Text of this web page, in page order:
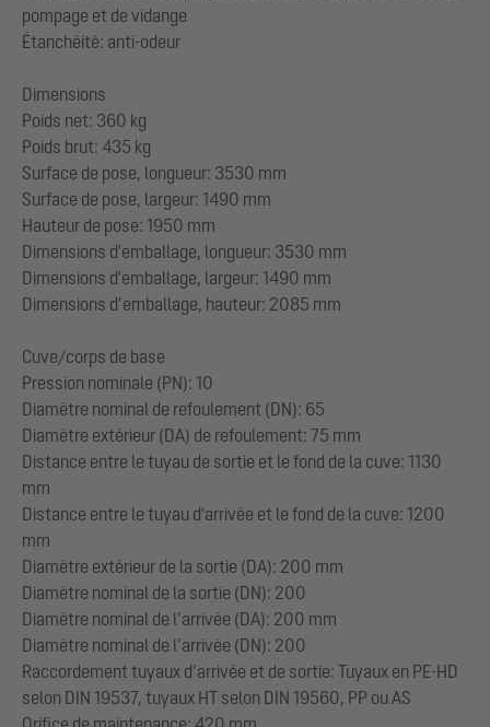
pompage et de vidange
Étanchéité: anti-odeur
Dimensions
Poids net: 360 kg
Poids brut: 435 kg
Surface de pose, longueur: 3530 mm
Surface de pose, largeur: 1490 mm
Hauteur de pose: 1950 mm
Dimensions d'emballage, longueur: 3530 mm
Dimensions d'emballage, largeur: 1490 mm
Dimensions d’emballage, hauteur: 2085 mm
Cuve/corps de base
Pression nominale (PN): 10
Diamètre nominal de refoulement (DN): 65
Diamètre extérieur (DA) de refoulement: 75 mm
Distance entre le tuyau de sortie et le fond de la cuve: 1130
mm
Distance entre le tuyau d'arrivée et le fond de la cuve: 1200
mm
Diamètre extérieur de la sortie (DA): 200 mm
Diamètre nominal de la sortie (DN): 200
Diamètre nominal de l’arrivée (DA): 200 mm
Diamètre nominal de l’arrivée (DN): 200
Raccordement tuyaux d’arrivée et de sortie: Tuyaux en PE-HD
selon DIN 19537, tuyaux HT selon DIN 19560, PP ou AS